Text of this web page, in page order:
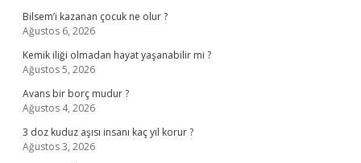
Bilsem’i kazanan çocuk ne olur ?
Ağustos 6, 2026
Kemik iliği olmadan hayat yaşanabilir mi ?
Ağustos 5, 2026
Avans bir borç mudur ?
Ağustos 4, 2026
3 doz kuduz aşısı insanı kaç yıl korur ?
Ağustos 3, 2026